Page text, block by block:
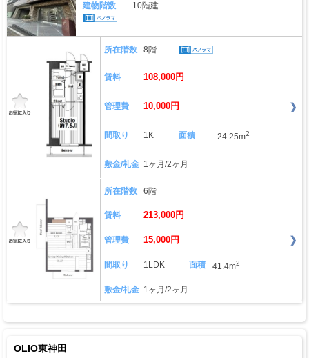
建物階数
10階建
所在階数 8階
賃料 108,000円
管理費 10,000円
間取り 1K 面積 24.25m2
敷金/礼金 1ヶ月/2ヶ月
所在階数 6階
賃料 213,000円
管理費 15,000円
間取り 1LDK 面積 41.4m2
敷金/礼金 1ヶ月/2ヶ月
OLIO東神田